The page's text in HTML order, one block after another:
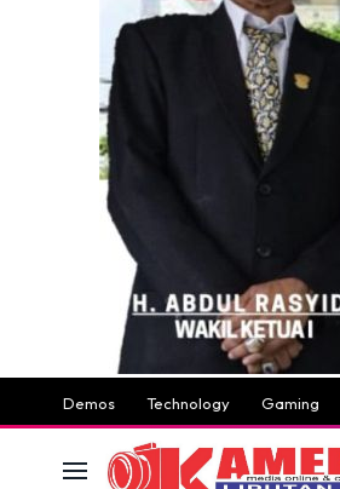
Demos Technology Gaming